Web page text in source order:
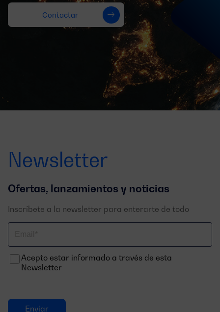
Contactar
Newsletter
Ofertas, lanzamientos y noticias
Inscríbete a la newsletter para enterarte de todo
electrónico
Acepto estar informado a través de esta
Newsletter